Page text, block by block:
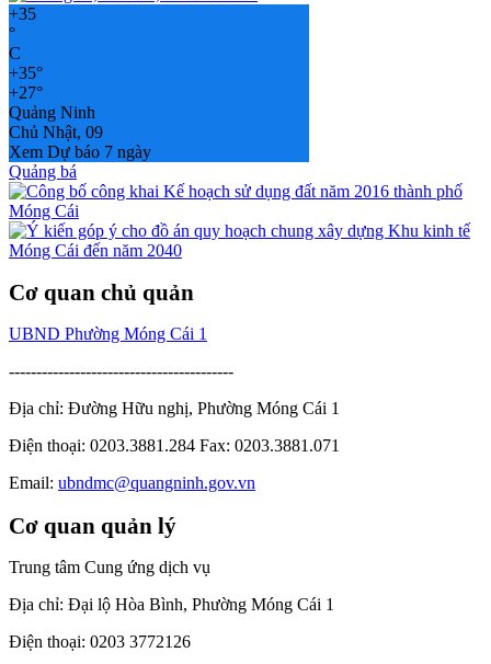
+35
°
C
+35°
+27°
Quảng Ninh
Chủ Nhật, 09
Xem Dự báo 7 ngày
Quảng bá
Cơ quan chủ quản
UBND Phường Móng Cái 1
-----------------------------------------
Địa chỉ: Đường Hữu nghị, Phường Móng Cái 1
Điện thoại: 0203.3881.284 Fax: 0203.3881.071
Email: ubndmc@quangninh.gov.vn
Cơ quan quản lý
Trung tâm Cung ứng dịch vụ
Địa chỉ: Đại lộ Hòa Bình, Phường Móng Cái 1
Điện thoại: 0203 3772126